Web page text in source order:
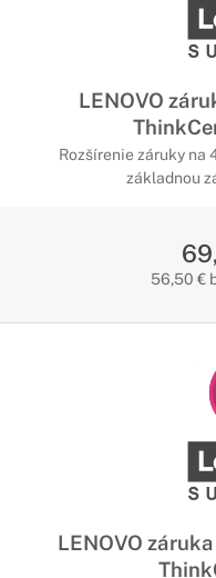
LENOVO
Rozšírenie záruky na
základnou
56,50 €
LENOVO